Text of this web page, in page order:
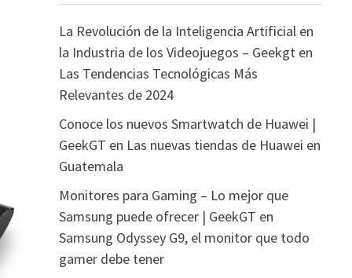
La Revolución de la Inteligencia Artificial en
la Industria de los Videojuegos – Geekgten
Las Tendencias Tecnológicas Más
Relevantes de 2024
Conoce los nuevos Smartwatch de Huawei |
GeekGT en Las nuevas tiendas de Huawei en
Guatemala
Monitores para Gaming – Lo mejor que
Samsung puede ofrecer | GeekGT en
Samsung Odyssey G9, el monitor que todo
gamer debe tener